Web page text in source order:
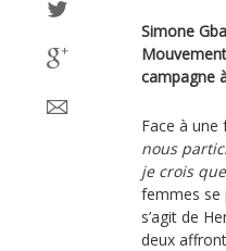
Simone
campagne
Face à
nous
je crois
femmes se
s’agit de
deux